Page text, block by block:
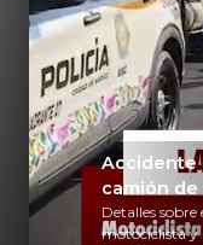
Accidente
camión de
Detalles
motociclista y